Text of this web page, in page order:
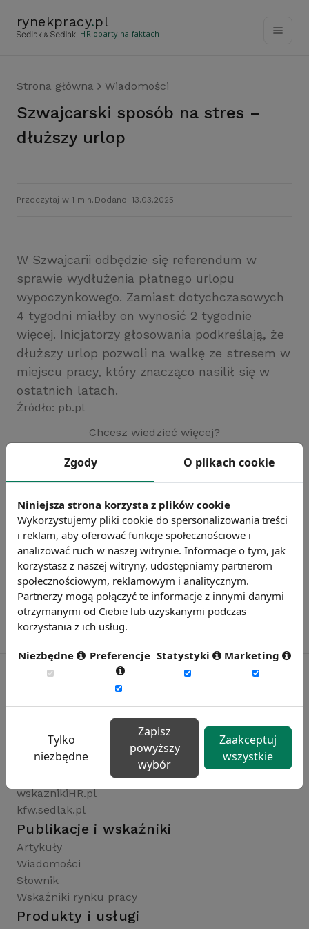
rynekpracy.pl
- HR oparty na faktach
Strona główna Wiadomości
Szwajcarski sposób na stres –
dłuższy urlop
Przeczytaj w 1 min. Dodano: 13.03.2025
W Szwajcarii odbędzie się referendum w
sprawie wydłużenia płatnego urlopu
wypoczynkowego. Zamiast dotychczasowych
4 tygodni miałby on wynosić 2 tygodnie
więcej. Inicjatorzy głosowania podkreślają, że
dłuższy urlop pozwoli na walkę ze stresem w
miejscu pracy, który znacząco nasilił się w
ostatnich latach.
Źródło: pb.pl
Chcesz wiedzieć więcej?
Rynekpracy.pl
wynagrodzenia.pl
raportyplacowe.pl
wskaznikiHR.pl
kfw.sedlak.pl
Publikacje i wskaźniki
Artykuły
Wiadomości
Słownik
Wskaźniki rynku pracy
Produkty i usługi
Zgody O plikach cookie
Niniejsza strona korzysta z plików cookie
Wykorzystujemy pliki cookie do spersonalizowania treści
i reklam, aby oferować funkcje społecznościowe i
analizować ruch w naszej witrynie. Informacje o tym, jak
korzystasz z naszej witryny, udostępniamy partnerom
społecznościowym, reklamowym i analitycznym.
Partnerzy mogą połączyć te informacje z innymi danymi
otrzymanymi od Ciebie lub uzyskanymi podczas
korzystania z ich usług.
Niezbędne Preferencje Statystyki Marketing
Tylko
niezbędne
Zapisz
powyższy
wybór
Zaakceptuj
wszystkie